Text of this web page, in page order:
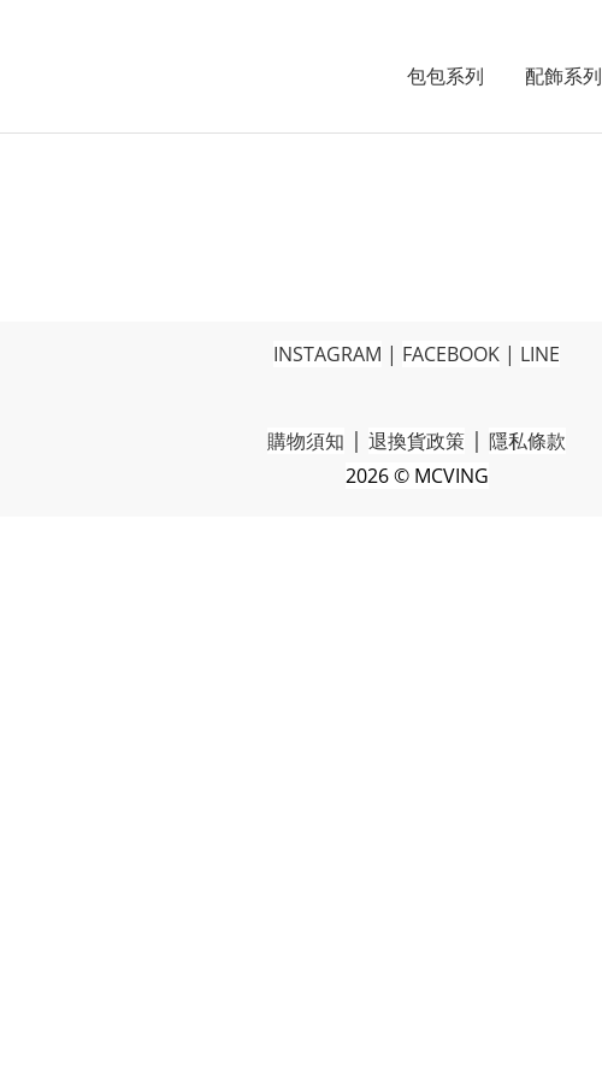
包包系列 配飾系列
INSTAGRAM | FACEBOOK | LINE
購物須知 | 退換貨政策 | 隱私條款
2026 © MCVING